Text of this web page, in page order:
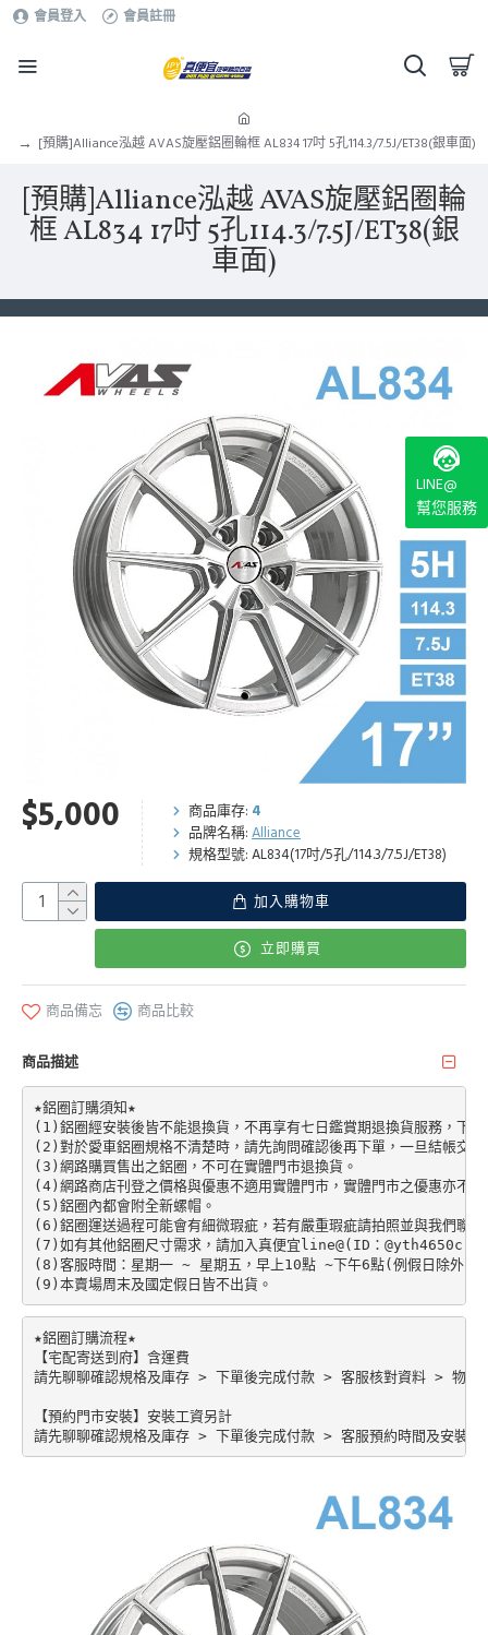
會員登入 會員註冊
[預購]Alliance泓越 AVAS旋壓鋁圈輪框 AL834 17吋 5孔114.3/7.5J/ET38(銀車面)
[預購]Alliance泓越 AVAS旋壓鋁圈輪
框 AL834 17吋 5孔114.3/7.5J/ET38(銀
車面)
$5,000 商品庫存: 4
品牌名稱: Alliance
規格型號: AL834(17吋/5孔/114.3/7.5J/ET38)
加入購物車
立即購買
商品備忘 商品比較
商品描述
★鋁圈訂購須知★
(1)鋁圈經安裝後皆不能退換貨，不再享有七日鑑賞期退換貨服務，
(2)對於愛車鋁圈規格不清楚時，請先詢問確認後再下單，一旦結帳交
(3)網路購買售出之鋁圈，不可在實體門市退換貨。
(4)網路商店刊登之價格與優惠不適用實體門市，實體門市之優惠亦不適
(5)鋁圈內都會附全新螺帽。
(6)鋁圈運送過程可能會有細微瑕疵，若有嚴重瑕疵請拍照並與我們聯絡
(7)如有其他鋁圈尺寸需求，請加入真便宜line@(ID：@yth4650c)。
(8)客服時間：星期一 ~ 星期五，早上10點 ~下午6點(例假日除外)。
★鋁圈訂購流程★
【宅配寄送到府】含運費
請先聊聊確認規格及庫存 > 下單後完成付款 > 客服核對資料 > 物流
【預約門市安裝】安裝工資另計
LINE@
幫您服務